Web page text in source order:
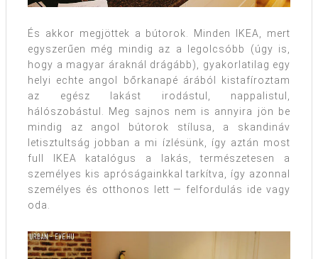
És akkor megjöttek a bútorok. Minden IKEA, mert
egyszerűen még mindig az a legolcsóbb (úgy is,
hogy a magyar áraknál drágább), gyakorlatilag egy
helyi echte angol bőrkanapé árából kistafíroztam
az egész lakást irodástul, nappalistul,
hálószobástul. Meg sajnos nem is annyira jön be
mindig az angol bútorok stílusa, a skandináv
letisztultság jobban a mi ízlésünk, így aztán most
full IKEA katalógus a lakás, természetesen a
személyes kis apróságainkkal tarkítva, így azonnal
személyes és otthonos lett — felfordulás ide vagy
oda.